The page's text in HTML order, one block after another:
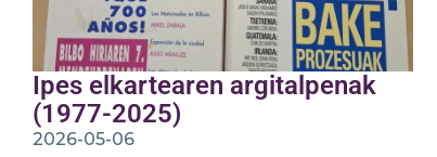
Ipes elkartearen argitalpenak
(1977-2025)
2026-05-06